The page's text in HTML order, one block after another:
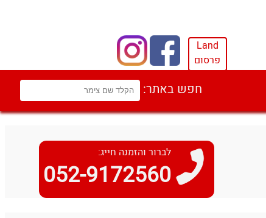
Land
פרסום
חפש באתר:
לברור והזמנה חייג:
052-9172560